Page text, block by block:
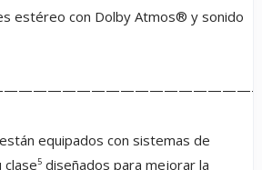
con Dolby Atmos® y sonido
equipados con sistemas de
clase5 diseñados para mejorar la